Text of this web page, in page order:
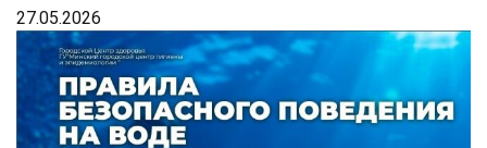
27.05.2026